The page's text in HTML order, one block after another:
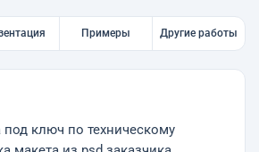
Примеры Другие работы
под ключ по техническому